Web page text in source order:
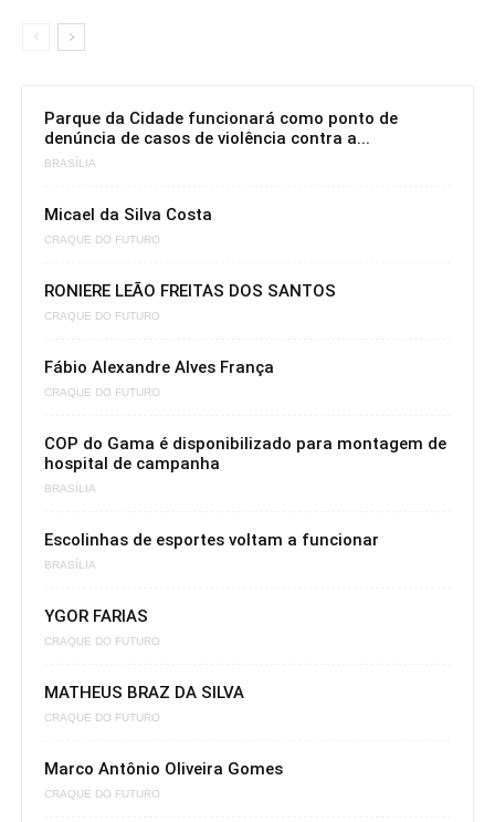
Parque da Cidade funcionará como ponto de
denúncia de casos de violência contra a...
BRASÍLIA
Micael da Silva Costa
CRAQUE DO FUTURO
RONIERE LEÃO FREITAS DOS SANTOS
CRAQUE DO FUTURO
Fábio Alexandre Alves França
CRAQUE DO FUTURO
COP do Gama é disponibilizado para montagem de
hospital de campanha
BRASÍLIA
Escolinhas de esportes voltam a funcionar
BRASÍLIA
YGOR FARIAS
CRAQUE DO FUTURO
MATHEUS BRAZ DA SILVA
CRAQUE DO FUTURO
Marco Antônio Oliveira Gomes
CRAQUE DO FUTURO